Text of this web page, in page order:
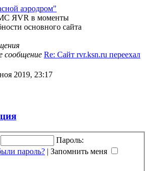
аэродром"
ЯVR в моменты
основного сайта
сообщение Re: Сайт rvr.ksn.ru переехал
2019, 23:17
Пароль:
пароль? | Запомнить меня